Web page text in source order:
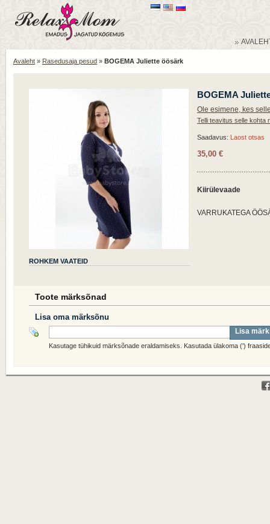
Avaleht » Rasedusaja pesud » BOGEMA Juliette öösärk
BOGEMA
Ole esimene, kes
Telli teavitus selle kohta
Saadavus: Laost otsas
35,00 €
Kiirülevaade
VARRUKATEGA
ROHKEM VAATEID
Toote märksõnad
Lisa oma märksõnu
Lisa
Kasutage tühikuid märksõnade eraldamiseks. Kasutada ülakoma (')